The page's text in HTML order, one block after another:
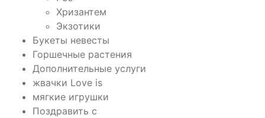
Хризантем
Экзотики
Букеты невесты
Горшечные растения
Дополнительные услуги
жвачки Love is
мягкие игрушки
Поздравить с